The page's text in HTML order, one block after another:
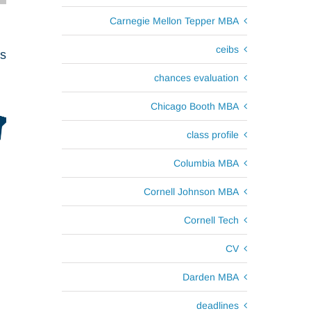
Carnegie Mellon Tepper MBA
ceibs
chances evaluation
Chicago Booth MBA
class profile
Columbia MBA
Cornell Johnson MBA
Cornell Tech
CV
Darden MBA
deadlines